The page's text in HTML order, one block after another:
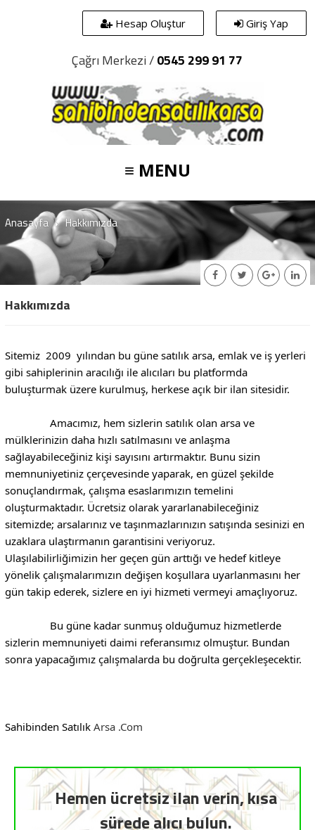
Giriş Yap
Hesap Oluştur
Çağrı Merkezi /0545 299 91 77
≡ MENU
Anasayfa Hakkımızda
Hakkımızda
Sitemiz  2009  yılından bu güne satılık arsa, emlak ve iş yerleri
gibi sahiplerinin aracılığı ile alıcıları bu platformda
buluşturmak üzere kurulmuş, herkese açık bir ilan sitesidir.
mülklerinizin daha hızlı satılmasını ve anlaşma
sağlayabileceğiniz kişi sayısını artırmaktır. Bunu sizin
memnuniyetiniz çerçevesinde yaparak, en güzel şekilde
sonuçlandırmak, çalışma esaslarımızın temelini
oluşturmaktadır. Ücretsiz olarak yararlanabileceğiniz
sitemizde; arsalarınız ve taşınmazlarınızın satışında sesinizi en
uzaklara ulaştırmanın garantisini veriyoruz.
Ulaşılabilirliğimizin her geçen gün arttığı ve hedef kitleye
yönelik çalışmalarımızın değişen koşullara uyarlanmasını her
gün takip ederek, sizlere en iyi hizmeti vermeyi amaçlıyoruz.
sizlerin memnuniyeti daimi referansımız olmuştur. Bundan
sonra yapacağımız çalışmalarda bu doğrulta gerçekleşecektir.
Sahibinden Satılık Arsa .Com
Hemen ücretsiz ilan verin, kısa
sürede alıcı bulun.